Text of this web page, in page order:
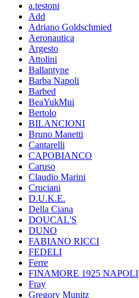
a.testoni
Add
Adriano Goldschmied
Aeronautica
Argesto
Attolini
Ballantyne
Barba Napoli
Barbed
BeaYukMui
Bertolo
BILANCIONI
Bruno Manetti
Cantarelli
CAPOBIANCO
Caruso
Claudio Marini
Cruciani
D.U.K.E.
Della Ciana
DOUCAL'S
DUNO
FABIANO RICCI
FEDELI
Ferre
FINAMORE 1925 NAPOLI
Fray
Gregory Munitz